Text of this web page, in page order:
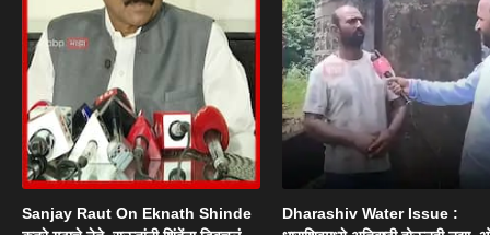
Sanjay Raut On Eknath Shinde
Dharashiv Water Issue :